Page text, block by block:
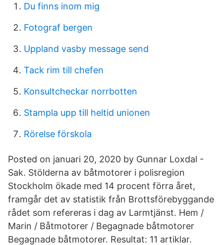
Du finns inom mig
Fotograf bergen
Uppland vasby message send
Tack rim till chefen
Konsultcheckar norrbotten
Stampla upp till heltid unionen
Rörelse förskola
Posted on januari 20, 2020 by Gunnar Loxdal -
Sak. Stölderna av båtmotorer i polisregion
Stockholm ökade med 14 procent förra året,
framgår det av statistik från Brottsförebyggande
rådet som refereras i dag av Larmtjänst. Hem /
Marin / Båtmotorer / Begagnade båtmotorer
Begagnade båtmotorer. Resultat: 11 artiklar.